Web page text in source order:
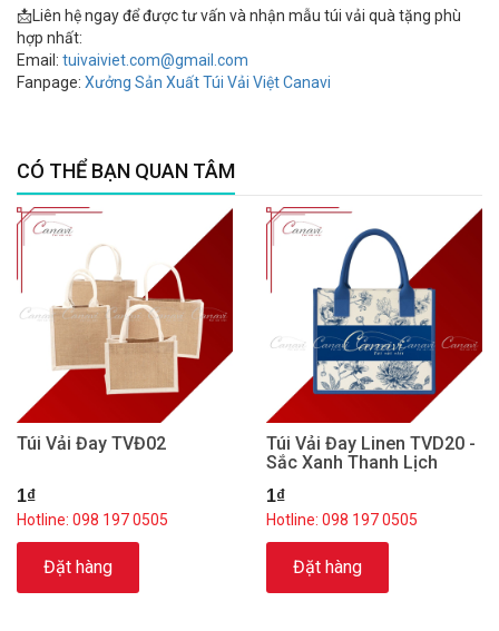
📩Liên hệ ngay để được tư vấn và nhận mẫu túi vải quà tặng phù
hợp nhất:
Email: tuivaiviet.com@gmail.com
Fanpage: Xưởng Sản Xuất Túi Vải Việt Canavi
CÓ THỂ BẠN QUAN TÂM
Túi Vải Đay TVĐ02
1₫
Hotline: 098 197 0505
Đặt hàng
Túi Vải Đay Linen TVD20 -
Sắc Xanh Thanh Lịch
1₫
Hotline: 098 197 0505
Đặt hàng